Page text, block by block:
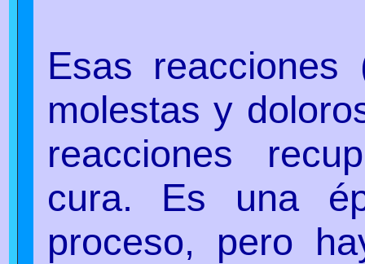
Esas
molestas y
reacciones
cura. Es una
proceso, pero